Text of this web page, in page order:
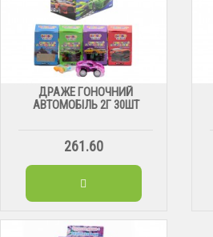
ДРАЖЕ ГОНОЧНИЙ
АВТОМОБІЛЬ 2Г 30ШТ
261.60